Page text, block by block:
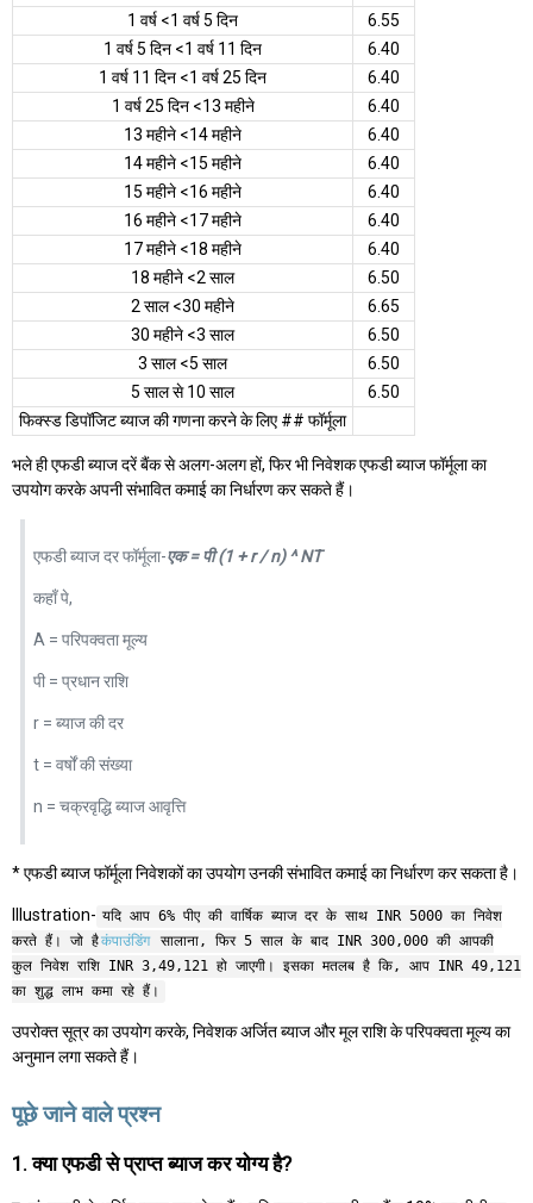
1 वर्ष <1 वर्ष 5 दिन
6.55
1 वर्ष 5 दिन <1 वर्ष 11 दिन
6.40
1 वर्ष 11 दिन <1 वर्ष 25 दिन
6.40
1 वर्ष 25 दिन <13 महीने
6.40
13 महीने <14 महीने
6.40
14 महीने <15 महीने
6.40
15 महीने <16 महीने
6.40
16 महीने <17 महीने
6.40
17 महीने <18 महीने
6.40
18 महीने <2 साल
6.50
2 साल <30 महीने
6.65
30 महीने <3 साल
6.50
3 साल <5 साल
6.50
5 साल से 10 साल
6.50
फिक्स्ड डिपॉजिट ब्याज की गणना करने के लिए ## फॉर्मूला
भले ही एफडी ब्याज दरें बैंक से अलग-अलग हों, फिर भी निवेशक एफडी ब्याज फॉर्मूला का
उपयोग करके अपनी संभावित कमाई का निर्धारण कर सकते हैं।
एफडी ब्याज दर फॉर्मूला-एक = पी (1 + r / n) ^ NT
कहाँ पे,
A = परिपक्वता मूल्य
पी = प्रधान राशि
r = ब्याज की दर
t = वर्षों की संख्या
n = चक्रवृद्धि ब्याज आवृत्ति
* एफडी ब्याज फॉर्मूला निवेशकों का उपयोग उनकी संभावित कमाई का निर्धारण कर सकता है।
Illustration- यदि आप 6% पीए की वार्षिक ब्याज दर के साथ INR 5000 का निवेश
करते हैं। जो हैकंपाउंडिंग
सालाना, फिर 5 साल के बाद INR 300,000 की आपकी
कुल निवेश राशि INR 3,49,121 हो जाएगी। इसका मतलब है कि, आप INR 49,121
का शुद्ध लाभ कमा रहे हैं।
उपरोक्त सूत्र का उपयोग करके, निवेशक अर्जित ब्याज और मूल राशि के परिपक्वता मूल्य का
अनुमान लगा सकते हैं।
पूछे जाने वाले प्रश्न
1. क्या एफडी से प्राप्त ब्याज कर योग्य है?